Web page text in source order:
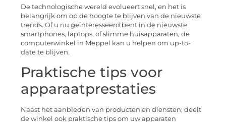
De technologische wereld evolueert snel, en het is
belangrijk om op de hoogte te blijven van de nieuwste
trends. Of u nu geïnteresseerd bent in de nieuwste
smartphones, laptops, of slimme huisapparaten, de
computerwinkel in Meppel kan u helpen om up-to-
date te blijven.
Praktische tips voor
apparaatprestaties
Naast het aanbieden van producten en diensten, deelt
de winkel ook praktische tips om uw apparaten